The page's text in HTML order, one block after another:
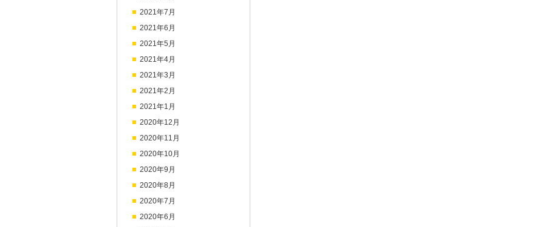
2021年7月
2021年6月
2021年5月
2021年4月
2021年3月
2021年2月
2021年1月
2020年12月
2020年11月
2020年10月
2020年9月
2020年8月
2020年7月
2020年6月